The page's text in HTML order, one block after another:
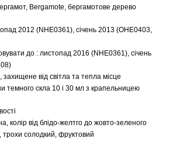
Bergamote, бергамотове дерево
2012 (NHE0361), січень 2013 (OHE0403,
до : листопад 2016 (NHE0361), січень
захищене від світла та тепла місце
темного скла 10 і 30 мл з крапельницею
колір від блідо-желтго до жовто-зеленого
трохи солодкий, фруктовий